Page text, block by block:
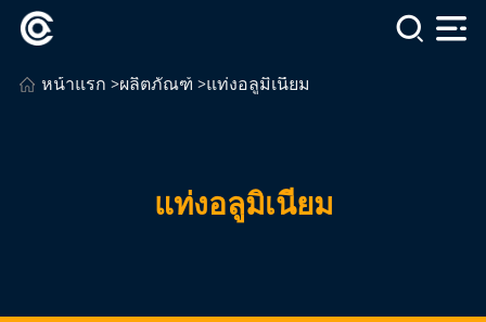
หน้าแรก>ผลิตภัณฑ์>แท่งอลูมิเนียม
แท่งอลูมิเนียม